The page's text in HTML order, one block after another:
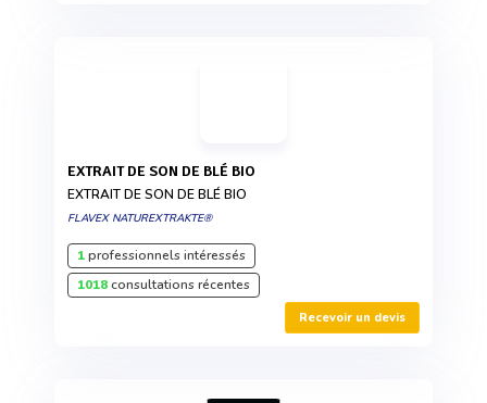
EXTRAIT DE SON DE BLÉ BIO
EXTRAIT DE SON DE BLÉ BIO
FLAVEX NATUREXTRAKTE®
1professionnels intéressés
1018consultations récentes
Recevoir un devis